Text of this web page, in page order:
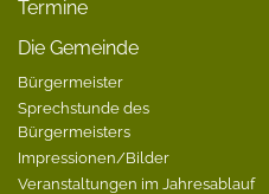
Termine
Die Gemeinde
Bürgermeister
Sprechstunde des
Bürgermeisters
Impressionen/Bilder
Veranstaltungen im Jahresablauf